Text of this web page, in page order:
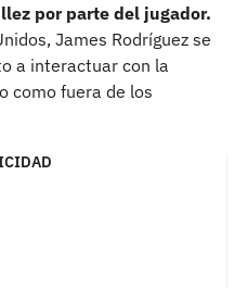
por parte del jugador.
James Rodríguez se
a interactuar con la
como fuera de los